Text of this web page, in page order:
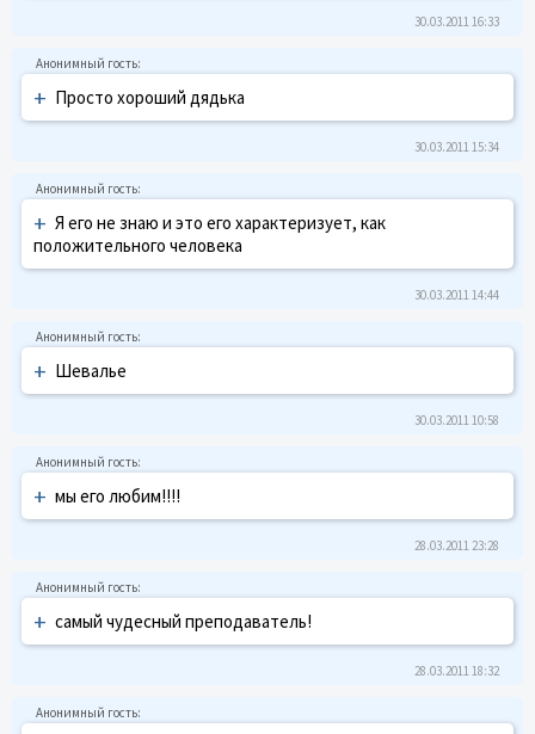
30.03.2011 16:33
+ Просто хороший дядька
30.03.2011 15:34
+ Я его не знаю и это его характеризует, как
положительного человека
30.03.2011 14:44
+ Шевалье
30.03.2011 10:58
+ мы его любим!!!!
28.03.2011 23:28
+ самый чудесный преподаватель!
28.03.2011 18:32